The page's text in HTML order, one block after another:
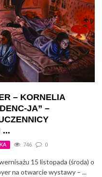
– KORNELIA
JA” –
...
746 0
15 listopada (środa) o
na otwarcie wystawy – ...